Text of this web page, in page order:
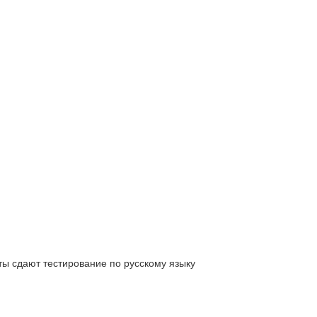
сдают тестирование по русскому языку